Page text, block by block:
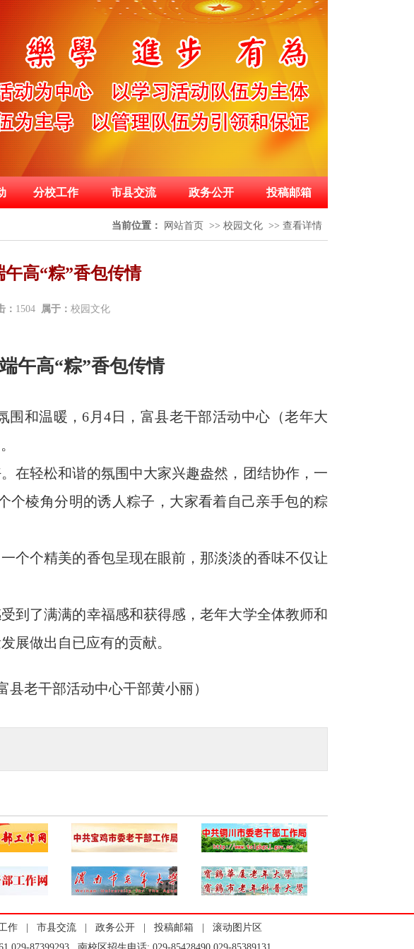
分校工作 市县交流 政务公开 投稿邮箱
当前位置： 网站首页 >> 校园文化 >> 查看详情
高“粽”香包传情
： 1504 属于： 校园文化
午高“粽”香包传情
和温暖，6月4日，富县老干部活动中心（老年大
在轻松和谐的氛围中大家兴趣盎然，团结协作，一
个棱角分明的诱人粽子，大家看着自己亲手包的粽
个个精美的香包呈现在眼前，那淡淡的香味不仅让
到了满满的幸福感和获得感，老年大学全体教师和
展做出自已应有的贡献。
县老干部活动中心干部黄小丽）
作 市县交流 政务公开 投稿邮箱
滚动图片区